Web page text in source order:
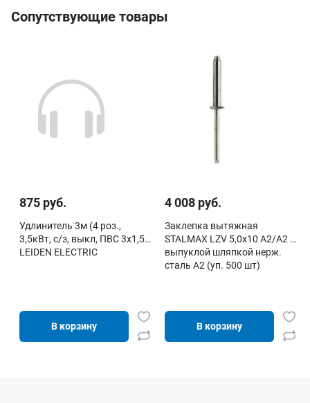
Сопутствующие товары
875 руб.
Удлинитель 3м (4 роз.,
3,5кВт, с/з, выкл, ПВС 3х1,5)
LEIDEN ELECTRIC
В корзину
4 008 руб.
Заклепка вытяжная
STALMAX LZV 5,0х10 A2/A2 с
выпуклой шляпкой нерж.
сталь А2 (уп. 500 шт)
В корзину